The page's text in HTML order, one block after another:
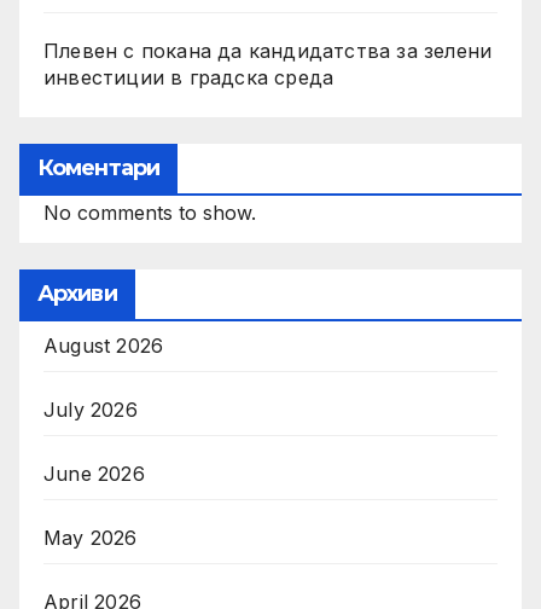
Плевен с покана да кандидатства за зелени
инвестиции в градска среда
Коментари
No comments to show.
Архиви
August 2026
July 2026
June 2026
May 2026
April 2026